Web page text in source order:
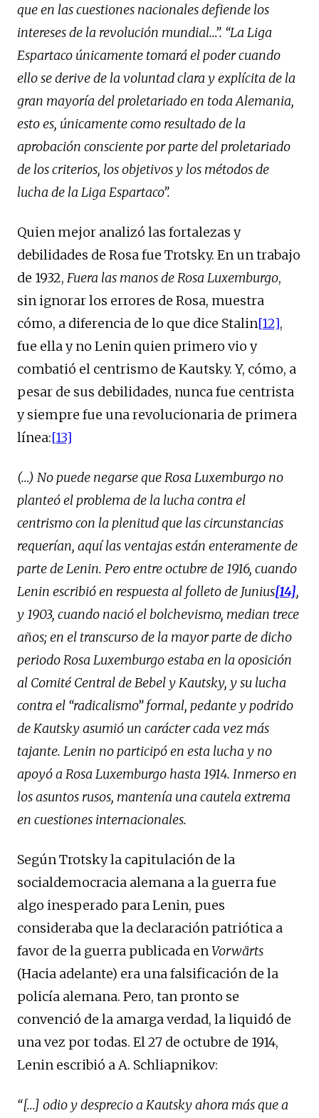
que en las cuestiones nacionales defiende los
intereses de la revolución mundial…”. “La Liga
Espartaco únicamente tomará el poder cuando
ello se derive de la voluntad clara y explícita de la
gran mayoría del proletariado en toda Alemania,
esto es, únicamente como resultado de la
aprobación consciente por parte del proletariado
de los criterios, los objetivos y los métodos de
lucha de la Liga Espartaco”.
Quien mejor analizó las fortalezas y
debilidades de Rosa fue Trotsky. En un trabajo
de 1932, Fuera las manos de Rosa Luxemburgo,
sin ignorar los errores de Rosa, muestra
cómo, a diferencia de lo que dice Stalin[12],
fue ella y no Lenin quien primero vio y
combatió el centrismo de Kautsky. Y, cómo, a
pesar de sus debilidades, nunca fue centrista
y siempre fue una revolucionaria de primera
línea:[13]
(…) No puede negarse que Rosa Luxemburgo no
planteó el problema de la lucha contra el
centrismo con la plenitud que las circunstancias
requerían, aquí las ventajas están enteramente de
parte de Lenin. Pero entre octubre de 1916, cuando
Lenin escribió en respuesta al folleto de Junius[14],
y 1903, cuando nació el bolchevismo, median trece
años; en el transcurso de la mayor parte de dicho
periodo Rosa Luxemburgo estaba en la oposición
al Comité Central de Bebel y Kautsky, y su lucha
contra el “radicalismo” formal, pedante y podrido
de Kautsky asumió un carácter cada vez más
tajante. Lenin no participó en esta lucha y no
apoyó a Rosa Luxemburgo hasta 1914. Inmerso en
los asuntos rusos, mantenía una cautela extrema
en cuestiones internacionales.
Según Trotsky la capitulación de la
socialdemocracia alemana a la guerra fue
algo inesperado para Lenin, pues
consideraba que la declaración patriótica a
favor de la guerra publicada enVorwärts
(Hacia adelante) era una falsificación de la
policía alemana. Pero, tan pronto se
convenció de la amarga verdad, la liquidó de
una vez por todas. El 27 de octubre de 1914,
Lenin escribió a A. Schliapnikov:
“[…] odio y desprecio a Kautsky ahora más que a